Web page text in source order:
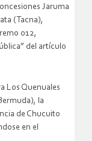
Jaruma
(Tacna),
012,
del artículo
Los Quenuales
la
de Chucuito
en el